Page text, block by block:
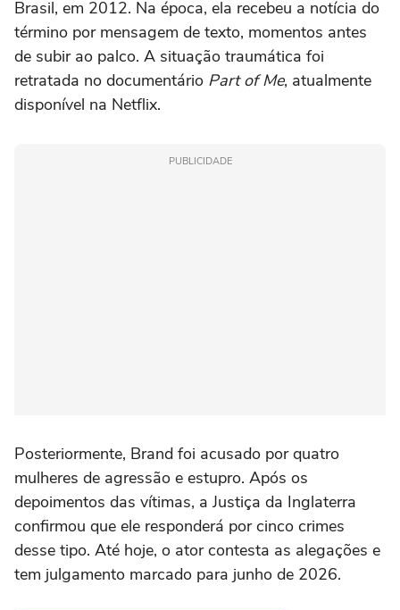
Brasil, em 2012. Na época, ela recebeu a notícia do
término por mensagem de texto, momentos antes
de subir ao palco. A situação traumática foi
retratada no documentário Part of Me, atualmente
disponível na Netflix.
PUBLICIDADE
Posteriormente, Brand foi acusado por quatro
mulheres de agressão e estupro. Após os
depoimentos das vítimas, a Justiça da Inglaterra
confirmou que ele responderá por cinco crimes
desse tipo. Até hoje, o ator contesta as alegações e
tem julgamento marcado para junho de 2026.